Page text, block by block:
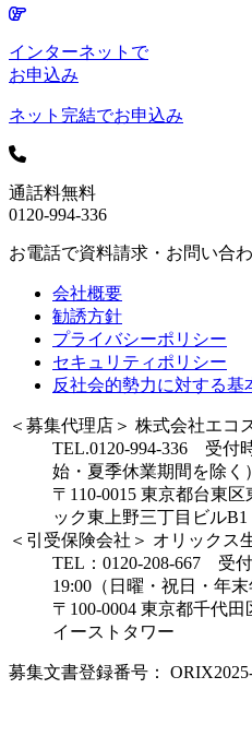
インターネットで
お申込み
ネット完結でお申込み
通話料無料
0120-994-336
お電話で資料請求・お問い合
会社概要
勧誘方針
プライバシーポリシー
セキュリティポリシー
反社会的勢力に対する基
＜募集代理店＞ 株式会社エコ
TEL.0120-994-336 受付
始・夏季休業期間を除く）
〒110-0015 東京都台東
ック東上野三丁目ビルB1
＜引受保険会社＞ オリックス
TEL：0120-208-667 受
19:00（日曜・祝日・年末
〒100-0004 東京都千代
イーストタワー
募集文書登録番号：